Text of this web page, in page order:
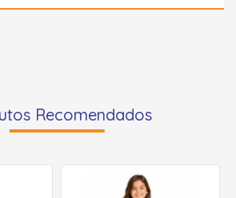
Recomendados